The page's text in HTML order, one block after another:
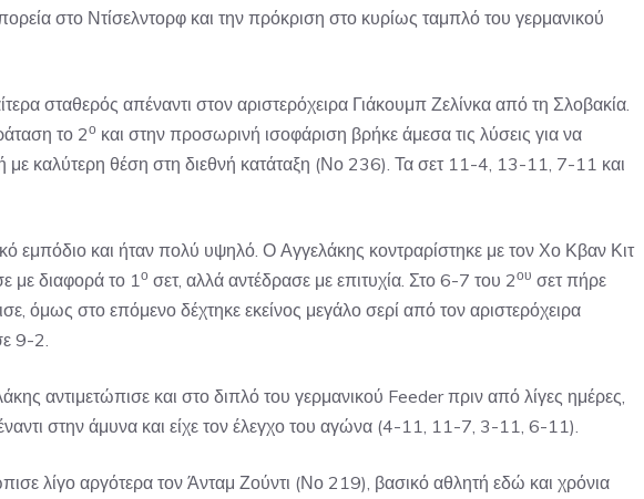
στο Ντίσελντορφ και την πρόκριση στο κυρίως ταμπλό του γερμανικού
σταθερός απέναντι στον αριστερόχειρα Γιάκουμπ Ζελίνκα από τη Σλοβακία.
το 2ο και στην προσωρινή ισοφάριση βρήκε άμεσα τις λύσεις για να
με καλύτερη θέση στη διεθνή κατάταξη (Νο 236). Τα σετ 11-4, 13-11, 7-11 και
εμπόδιο και ήταν πολύ υψηλό. Ο Αγγελάκης κοντραρίστηκε με τον Χο Κβαν Κιτ
με διαφορά το 1ο σετ, αλλά αντέδρασε με επιτυχία. Στο 6-7 του 2ου σετ πήρε
όμως στο επόμενο δέχτηκε εκείνος μεγάλο σερί από τον αριστερόχειρα
9-2.
αντιμετώπισε και στο διπλό του γερμανικού Feeder πριν από λίγες ημέρες,
στην άμυνα και είχε τον έλεγχο του αγώνα (4-11, 11-7, 3-11, 6-11).
λίγο αργότερα τον Άνταμ Ζούντι (Νο 219), βασικό αθλητή εδώ και χρόνια